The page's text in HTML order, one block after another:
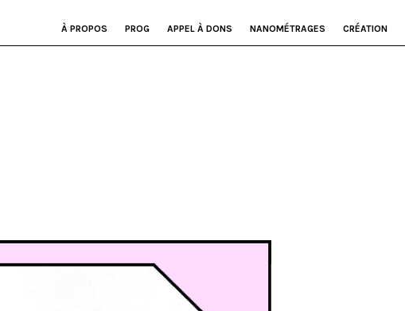
À PROPOS PROG APPEL À DONS NANOMÉTRAGES CRÉATION